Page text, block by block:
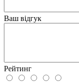
Ваш відгук
Рейтинг